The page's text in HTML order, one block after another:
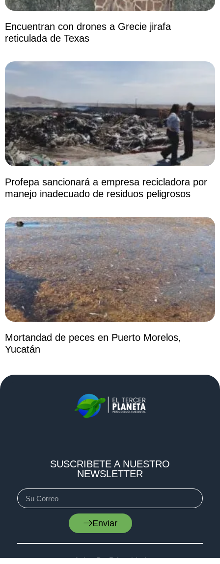
Encuentran con drones a Grecie jirafa
reticulada de Texas
Profepa sancionará a empresa recicladora por
manejo inadecuado de residuos peligrosos
Mortandad de peces en Puerto Morelos,
Yucatán
SUSCRIBETE A NUESTRO
NEWSLETTER
Enviar
Aviso De Privacidad